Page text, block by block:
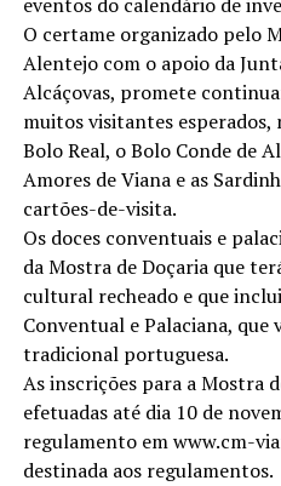
eventos do calendário de
O certame organizado pelo
Alentejo com o apoio da
Alcáçovas, promete
muitos visitantes esperados,
Bolo Real, o Bolo Conde de
Amores de Viana e as
cartões-de-visita.
Os doces conventuais e
da Mostra de Doçaria que
cultural recheado e que
Conventual e Palaciana, que
tradicional portuguesa.
As inscrições para a Mostra
efetuadas até dia 10 de
regulamento em www.cm-
destinada aos regulamentos.